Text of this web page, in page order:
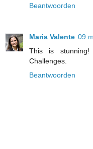
Beantwoorden
Maria Valente 09
This is
Challenges.
Beantwoorden